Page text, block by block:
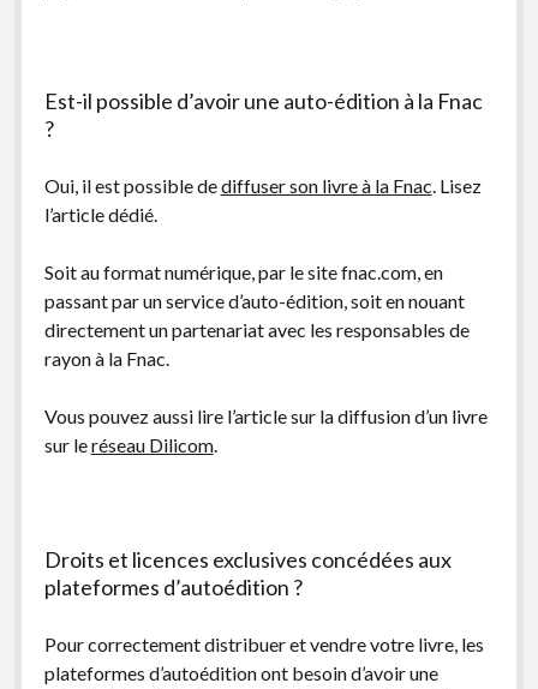
Est-il possible d’avoir une auto-édition à la Fnac
?
Oui, il est possible dediffuser son livre à la Fnac. Lisez
l’article dédié.
Soit au format numérique, par le site fnac.com, en
passant par un service d’auto-édition, soit en nouant
directement un partenariat avec les responsables de
rayon à la Fnac.
Vous pouvez aussi lire l’article sur la diffusion d’un livre
sur leréseau Dilicom.
Droits et licences exclusives concédées aux
plateformes d’autoédition ?
Pour correctement distribuer et vendre votre livre, les
plateformes d’autoédition ont besoin d’avoir une